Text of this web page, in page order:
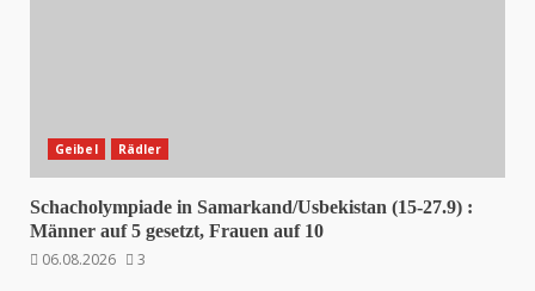
Geibel Rädler
Schacholympiade in Samarkand/Usbekistan (15-27.9) :
Männer auf 5 gesetzt, Frauen auf 10
06.08.2026
3